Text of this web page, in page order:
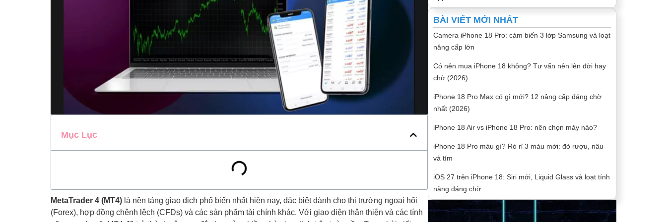
Mục Lục
MetaTrader 4 (MT4) là nền tảng giao dịch phổ biến nhất hiện nay, đặc biệt dành cho thị trường ngoại hối
(Forex), hợp đồng chênh lệch (CFDs) và các sản phẩm tài chính khác. Với giao diện thân thiện và các tính
BÀI VIẾT MỚI NHẤT
Camera iPhone 18 Pro: cảm biến 3 lớp Samsung và loạt
nâng cấp lớn
Có nên mua iPhone 18 không? Tư vấn nên lên đời hay
chờ (2026)
iPhone 18 Pro Max có gì mới? 12 nâng cấp đáng chờ
nhất (2026)
iPhone 18 Air vs iPhone 18 Pro: nên chọn máy nào?
iPhone 18 Pro màu gì? Rò rỉ 3 màu mới: đỏ rượu, nâu
và tím
iOS 27 trên iPhone 18: Siri mới, Liquid Glass và loạt tính
năng đáng chờ